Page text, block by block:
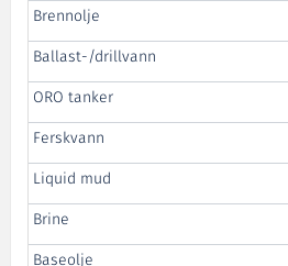
Brennolje
Ballast-/drillvann
ORO tanker
Ferskvann
Liquid mud
Brine
Baseolje